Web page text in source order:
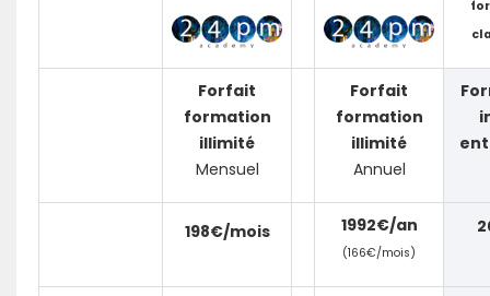
Forfait
formation
illimité
Mensuel
Forfait
formation
illimité
Annuel
198€/mois 1992€/an
(166€/mois)